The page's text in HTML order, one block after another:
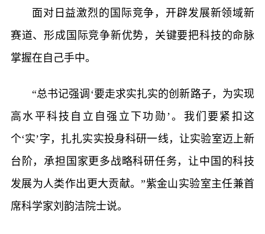
面对日益激烈的国际竞争，开辟发展新领域新
赛道、形成国际竞争新优势，关键要把科技的命脉
掌握在自己手中。
“总书记强调‘要走求实扎实的创新路子，为实现
高水平科技自立自强立下功勋’。我们要紧扣这
个‘实’字，扎扎实实投身科研一线，让实验室迈上新
台阶，承担国家更多战略科研任务，让中国的科技
发展为人类作出更大贡献。”紫金山实验室主任兼首
席科学家刘韵洁院士说。